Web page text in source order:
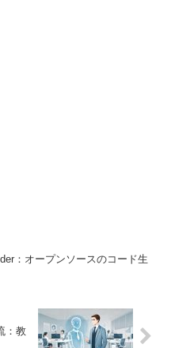
：オープンソースのコード生
：教